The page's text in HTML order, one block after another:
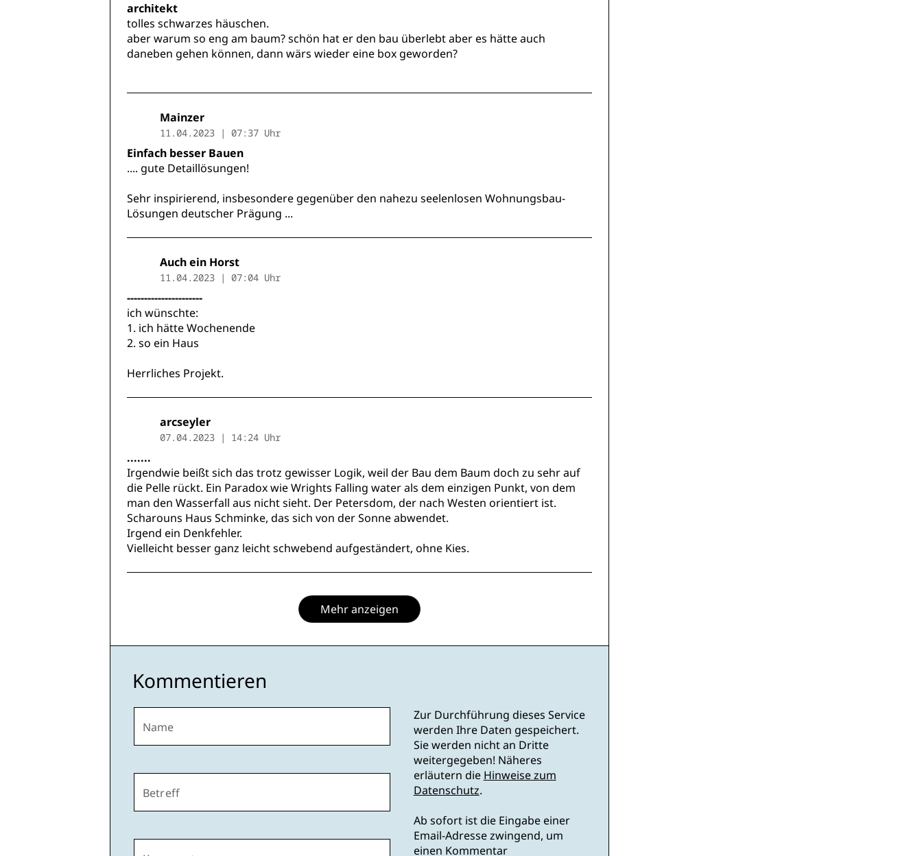
architekt
tolles schwarzes häuschen.
aber warum so eng am baum? schön hat er den bau überlebt aber es hätte auch
daneben gehen können, dann wärs wieder eine box geworden?
Mainzer
11.04.2023 | 07:37 Uhr
Einfach besser Bauen
.... gute Detaillösungen!
Sehr inspirierend, insbesondere gegenüber den nahezu seelenlosen Wohnungsbau-
Lösungen deutscher Prägung ...
Auch ein Horst
11.04.2023 | 07:04 Uhr
----------------------
ich wünschte:
1. ich hätte Wochenende
2. so ein Haus
Herrliches Projekt.
arcseyler
07.04.2023 | 14:24 Uhr
.......
Irgendwie beißt sich das trotz gewisser Logik, weil der Bau dem Baum doch zu sehr auf
die Pelle rückt. Ein Paradox wie Wrights Falling water als dem einzigen Punkt, von dem
man den Wasserfall aus nicht sieht. Der Petersdom, der nach Westen orientiert ist.
Scharouns Haus Schminke, das sich von der Sonne abwendet.
Irgend ein Denkfehler.
Vielleicht besser ganz leicht schwebend aufgeständert, ohne Kies.
Mehr anzeigen
Kommentieren
Name
Betreff
Zur Durchführung dieses Service
werden Ihre Daten gespeichert.
Sie werden nicht an Dritte
weitergegeben! Näheres
erläutern die Hinweise zum
Datenschutz.
Ab sofort ist die Eingabe einer
Email-Adresse zwingend, um
einen Kommentar